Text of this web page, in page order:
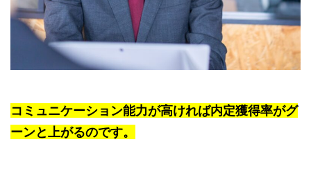
コミュニケーション能力が高ければ内定獲得率がグ
ーンと上がるのです。